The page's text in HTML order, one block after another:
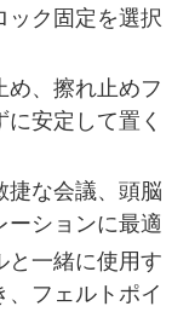
ック固定を選択
、擦れ止めフ
安定して置く
捷な会議、頭脳
ーションに最適
と一緒に使用す
、フェルトポイ